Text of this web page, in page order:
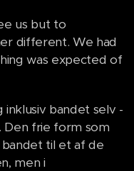
us but to
different. We had
was expected of
bandet selv -
Den frie form som
bandet til et af de
men i